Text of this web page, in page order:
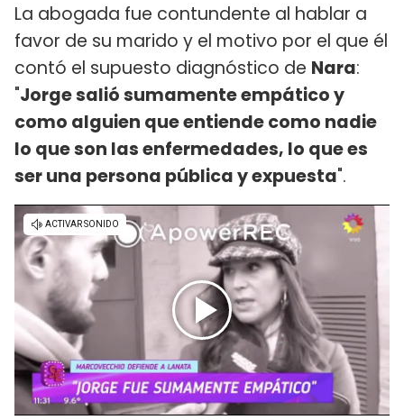
La abogada fue contundente al hablar a
favor de su marido y el motivo por el que él
contó el supuesto diagnóstico de Nara:
"Jorge salió sumamente empático y
como alguien que entiende como nadie
lo que son las enfermedades, lo que es
ser una persona pública y expuesta".